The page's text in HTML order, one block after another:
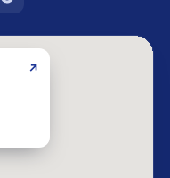
↗